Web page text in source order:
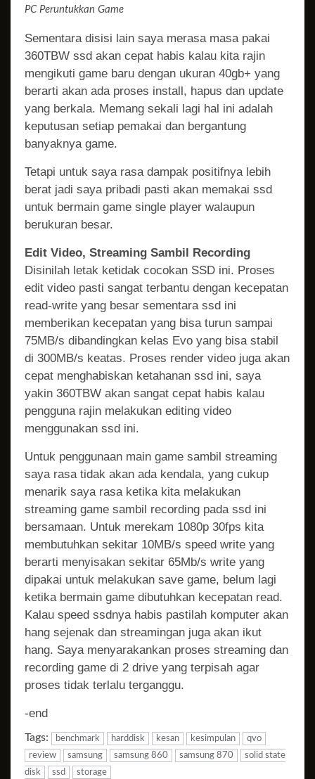
PC Peruntukkan Game
Sementara disisi lain saya merasa masa pakai
360TBW ssd akan cepat habis kalau kita rajin
mengikuti game baru dengan ukuran 40gb+ yang
berarti akan ada proses install, hapus dan update
yang berkala. Memang sekali lagi hal ini adalah
keputusan setiap pemakai dan bergantung
banyaknya game.
Tetapi untuk saya rasa dampak positifnya lebih
berat jadi saya pribadi pasti akan memakai ssd
untuk bermain game single player walaupun
berukuran besar.
Edit Video, Streaming Sambil Recording
Disinilah letak ketidak cocokan SSD ini. Proses
edit video pasti sangat terbantu dengan kecepatan
read-write yang besar sementara ssd ini
memberikan kecepatan yang bisa turun sampai
75MB/s dibandingkan kelas Evo yang bisa stabil
di 300MB/s keatas. Proses render video juga akan
cepat menghabiskan ketahanan ssd ini, saya
yakin 360TBW akan sangat cepat habis kalau
pengguna rajin melakukan editing video
menggunakan ssd ini.
Untuk penggunaan main game sambil streaming
saya rasa tidak akan ada kendala, yang cukup
menarik saya rasa ketika kita melakukan
streaming game sambil recording pada ssd ini
bersamaan. Untuk merekam 1080p 30fps kita
membutuhkan sekitar 10MB/s speed write yang
berarti menyisakan sekitar 65Mb/s write yang
dipakai untuk melakukan save game, belum lagi
ketika bermain game dibutuhkan kecepatan read.
Kalau speed ssdnya habis pastilah komputer akan
hang sejenak dan streamingan juga akan ikut
hang. Saya menyarakankan proses streaming dan
recording game di 2 drive yang terpisah agar
proses tidak terlalu terganggu.
-end
Tags: benchmark harddisk kesan kesimpulan
qvo
review
samsung samsung 860 samsung 870
solid state
disk
ssd storage